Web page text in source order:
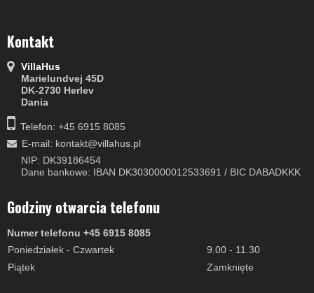
Kontakt
VillaHus
Marielundvej 45D
DK-2730 Herlev
Dania
Telefon: +45 6915 8085
E-mail: kontakt@villahus.pl
NIP: DK39186454
Dane bankowe: IBAN DK3030000012533691 / BIC DABADKKK
Godziny otwarcia telefonu
Numer telefonu +45 6915 8085
Poniedziałek - Czwartek
9.00 - 11.30
Piątek
Zamknięte